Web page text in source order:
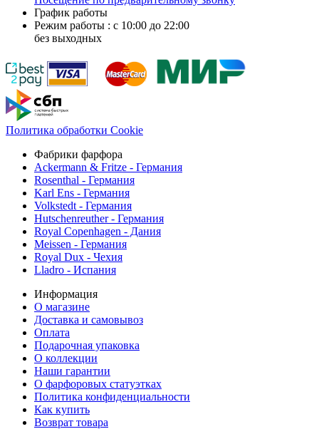
График работы
Режим работы : с 10:00 до 22:00
без выходных
Политика обработки Cookie
Фабрики фарфора
Ackermann & Fritze - Германия
Rosenthal - Германия
Karl Ens - Германия
Volkstedt - Германия
Hutschenreuther - Германия
Royal Copenhagen - Дания
Meissen - Германия
Royal Dux - Чехия
Lladro - Испания
Информация
О магазине
Доставка и самовывоз
Оплата
Подарочная упаковка
О коллекции
Наши гарантии
О фарфоровых статуэтках
Политика конфиденциальности
Как купить
Возврат товара